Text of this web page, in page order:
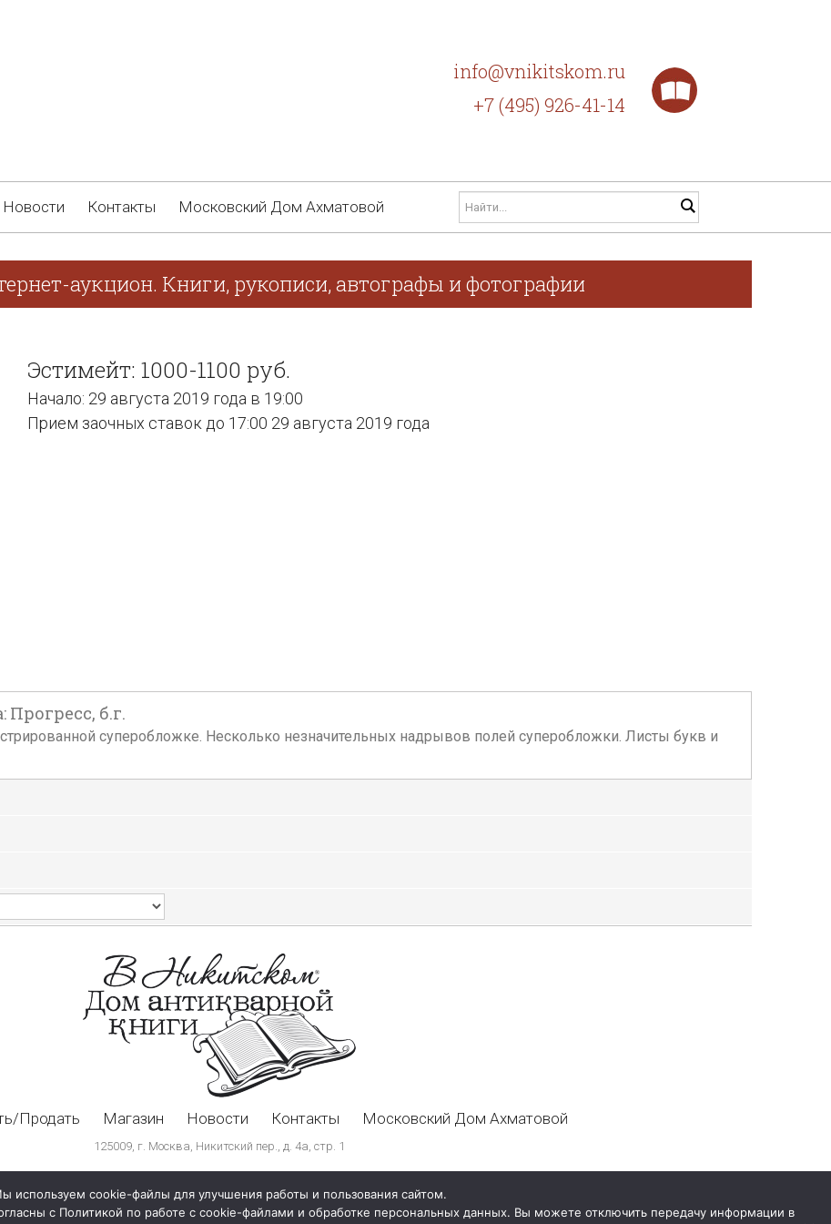
info@vnikitskom.ru
+7 (495) 926-41-14
Новости Контакты Московский Дом Ахматовой
аукцион. Книги, рукописи, автографы и фотографии
Эстимейт: 1000-1100 руб.
Начало: 29 августа 2019 года в 19:00
Прием заочных ставок до 17:00 29 августа 2019 года
Прогресс, б.г.
суперобложке. Несколько незначительных надрывов полей суперобложки. Листы букв и
Продать Магазин Новости Контакты Московский Дом Ахматовой
125009, г. Москва, Никитский пер., д. 4а, стр. 1
используем cookie-файлы для улучшения работы и пользования сайтом.
с Политикой по работе с cookie-файлами и обработке персональных данных. Вы можете отключить передачу информации в